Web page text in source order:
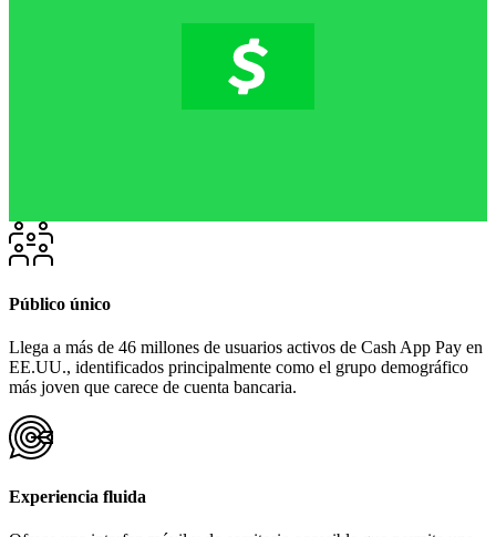
Público único
Llega a más de 46 millones de usuarios activos de Cash App Pay en
EE.UU., identificados principalmente como el grupo demográfico
más joven que carece de cuenta bancaria.
Experiencia fluida